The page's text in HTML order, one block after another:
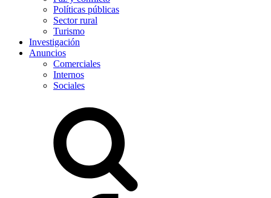
Políticas públicas
Sector rural
Turismo
Investigación
Anuncios
Comerciales
Internos
Sociales